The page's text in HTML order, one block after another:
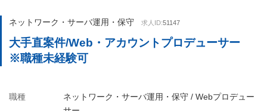
ネットワーク・サーバ運用・保守 求人ID:51147
大手直案件/Web・アカウントプロデューサー
※職種未経験可
職種
ネットワーク・サーバ運用・保守 / Webプロデュー